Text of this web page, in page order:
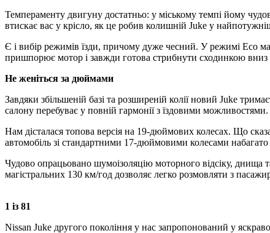
Темпераменту двигуну достатньо: у міському темпі йому
втискає вас у крісло, як це робив колишній Juke у
Є і вибір режимів їзди, причому дуже чесний. У режимі Eco
пришпорює мотор і завжди готова стрибнути сходинкою вниз
Не женіться за дюймами
Завдяки збільшеній базі та розширеній колії новий Juke
салону перебуває у повній гармонії з їздовими можливостями.
Нам дісталася топова версія на 19-дюймових колесах. Що
автомобіль зі стандартними 17-дюймовими колесами
Чудово опрацьовано шумоізоляцію моторного відсіку, днища
магістральних 130 км/год дозволяє легко розмовляти з
1 із 81
Nissan Juke другого покоління у нас запропонований у